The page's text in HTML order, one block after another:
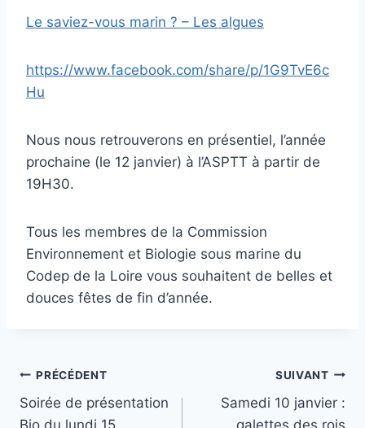
Le saviez-vous marin ? – Les algues
https://www.facebook.com/share/p/1G9TvE6c
Hu
Nous nous retrouverons en présentiel, l’année
prochaine (le 12 janvier) à l’ASPTT à partir de
19H30.
Tous les membres de la Commission
Environnement et Biologie sous marine du
Codep de la Loire vous souhaitent de belles et
douces fêtes de fin d’année.
Navigation
de
PRÉCÉDENT
Soirée de présentation
SUIVANT
Samedi 10 janvier :